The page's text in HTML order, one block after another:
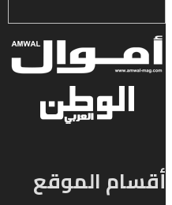
أقسام الموقع